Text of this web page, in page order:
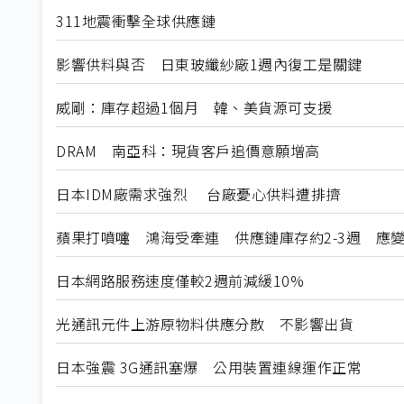
311地震衝擊全球供應鏈
影響供料與否 日東玻纖紗廠1週內復工是關鍵
威剛：庫存超過1個月 韓、美貨源可支援
DRAM 南亞科：現貨客戶追價意願增高
日本IDM廠需求強烈 台廠憂心供料遭排擠
蘋果打噴嚏 鴻海受牽連 供應鏈庫存約2-3週 應變
日本網路服務速度僅較2週前減緩10%
光通訊元件上游原物料供應分散 不影響出貨
日本強震 3G通訊塞爆 公用裝置連線運作正常